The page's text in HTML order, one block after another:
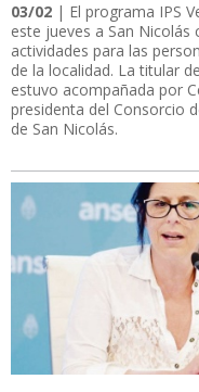
03/02 | El programa IPS
este jueves a San Nicolás
actividades para las
de la localidad. La titular
estuvo acompañada por
presidenta del Consorcio
de San Nicolás.